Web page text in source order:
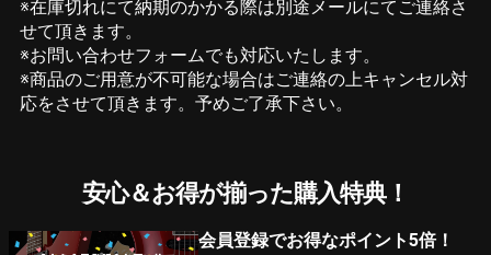
※在庫切れにて納期のかかる際は別途メールにてご連絡さ
せて頂きます。
※お問い合わせフォームでも対応いたします。
※商品のご用意が不可能な場合はご連絡の上キャンセル対
応をさせて頂きます。予めご了承下さい。
安心＆お得が揃った購入特典！
会員登録でお得なポイント5倍！